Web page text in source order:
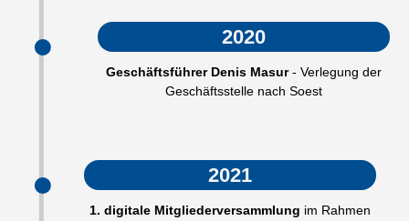
2020
Geschäftsführer Denis Masur- Verlegung der
Geschäftsstelle nach Soest
2021
1. digitale Mitgliederversammlung im Rahmen